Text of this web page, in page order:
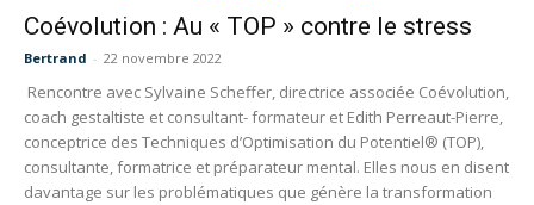
Coévolution : Au « TOP » contre le stress
Bertrand - 22 novembre 2022
Rencontre avec Sylvaine Scheffer, directrice associée Coévolution,
coach gestaltiste et consultant- formateur et Edith Perreaut-Pierre,
conceptrice des Techniques d’Optimisation du Potentiel® (TOP),
consultante, formatrice et préparateur mental. Elles nous en disent
davantage sur les problématiques que génère la transformation